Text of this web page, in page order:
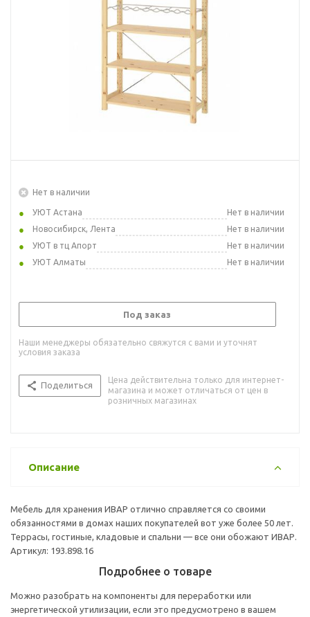
Нет в наличии
УЮТ Астана
Нет в наличии
Новосибирск, Лента
Нет в наличии
УЮТ в тц Апорт
Нет в наличии
УЮТ Алматы
Нет в наличии
Под заказ
Наши менеджеры обязательно свяжутся с вами и уточнят
условия заказа
Поделиться
Цена действительна только для интернет-
магазина и может отличаться от цен в
розничных магазинах
Описание
Мебель для хранения ИВАР отлично справляется со своими
обязанностями в домах наших покупателей вот уже более 50 лет.
Террасы, гостиные, кладовые и спальни — все они обожают ИВАР.
Артикул: 193.898.16
Подробнее о товаре
Можно разобрать на компоненты для переработки или
энергетической утилизации, если это предусмотрено в вашем